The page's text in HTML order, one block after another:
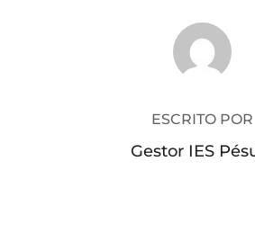
AUTOR DE LA
ESCRITO POR
Gestor IES